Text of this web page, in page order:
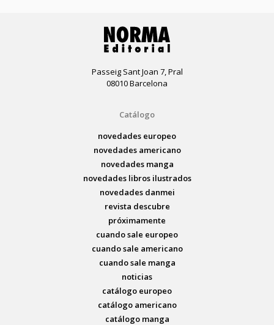
Passeig Sant Joan 7, Pral
08010 Barcelona
Catálogo
novedades europeo
novedades americano
novedades manga
novedades libros ilustrados
novedades danmei
revista descubre
próximamente
cuando sale europeo
cuando sale americano
cuando sale manga
noticias
catálogo europeo
catálogo americano
catálogo manga